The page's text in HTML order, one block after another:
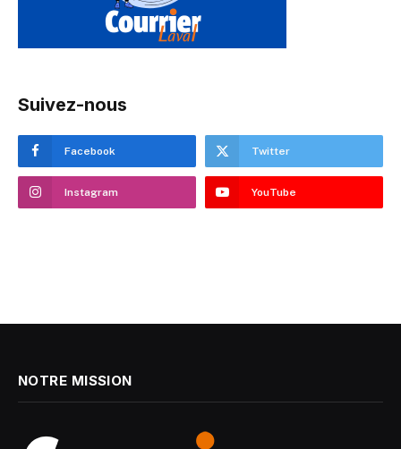
Suivez-nous
Facebook Twitter
Instagram YouTube
NOTRE MISSION